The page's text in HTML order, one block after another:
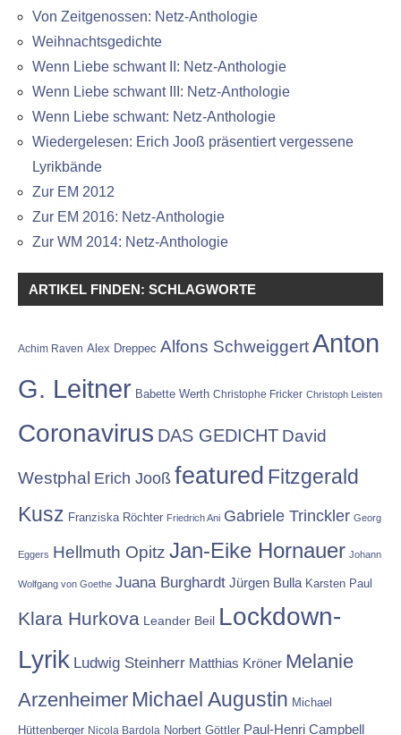
Von Zeitgenossen: Netz-Anthologie
Weihnachtsgedichte
Wenn Liebe schwant II: Netz-Anthologie
Wenn Liebe schwant III: Netz-Anthologie
Wenn Liebe schwant: Netz-Anthologie
Wiedergelesen: Erich Jooß präsentiert vergessene
Lyrikbände
Zur EM 2012
Zur EM 2016: Netz-Anthologie
Zur WM 2014: Netz-Anthologie
ARTIKEL FINDEN: SCHLAGWORTE
Achim Raven Alex Dreppec Alfons SchweiggertAnton
G. Leitner Babette Werth Christophe Fricker Christoph Leisten
Coronavirus DAS GEDICHT David
Westphal Erich Jooß featured Fitzgerald
Kusz Franziska Röchter Friedrich Ani Gabriele Trinckler Georg
Eggers Hellmuth Opitz Jan-Eike Hornauer Johann
Wolfgang von Goethe Juana Burghardt Jürgen Bulla Karsten Paul
Klara Hurkova Leander Beil Lockdown-
Lyrik Ludwig Steinherr Matthias Kröner Melanie
Arzenheimer Michael Augustin Michael
Hüttenberger Nicola Bardola Norbert Göttler Paul-Henri Campbell